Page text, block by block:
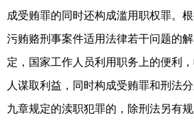
成受贿罪的同时还构成滥用职权罪。
污贿赂刑事案件适用法律若干问题的
定，国家工作人员利用职务上的便利
人谋取利益，同时构成受贿罪和刑法
九章规定的渎职犯罪的，除刑法另有